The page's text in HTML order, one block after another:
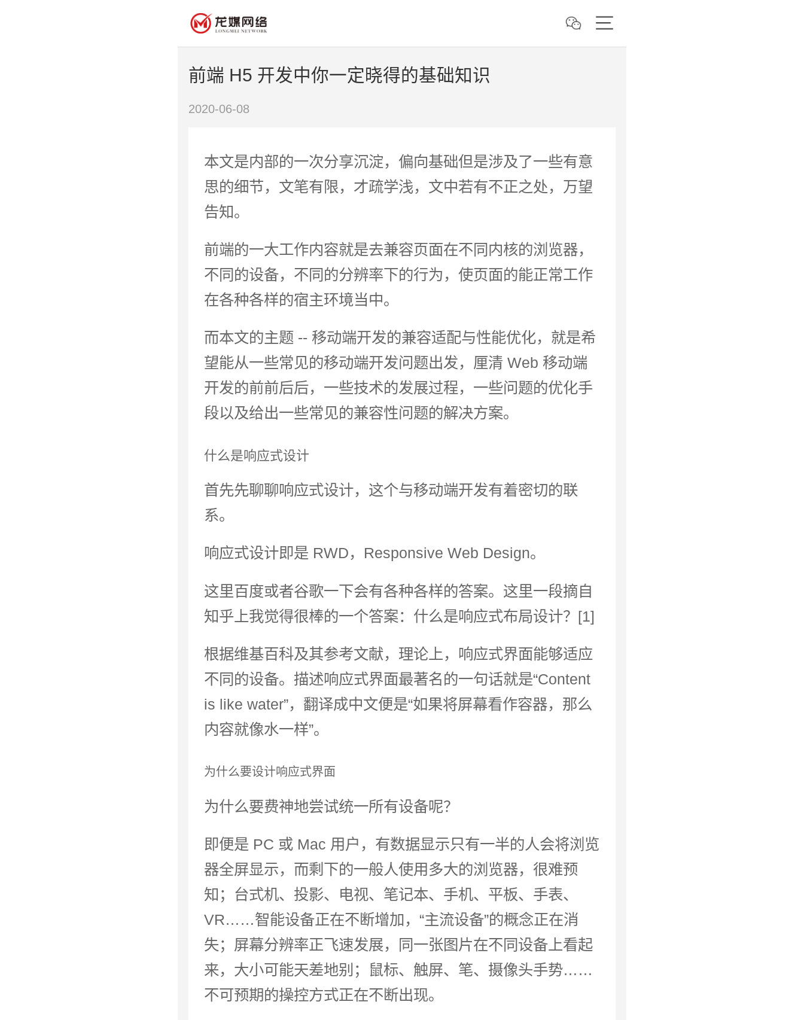
前端 H5 开发中你一定晓得的基础知识
2020-06-08
本文是内部的一次分享沉淀，偏向基础但是涉及了一些有意
思的细节，文笔有限，才疏学浅，文中若有不正之处，万望
告知。
前端的一大工作内容就是去兼容页面在不同内核的浏览器，
不同的设备，不同的分辨率下的行为，使页面的能正常工作
在各种各样的宿主环境当中。
而本文的主题 -- 移动端开发的兼容适配与性能优化，就是希
望能从一些常见的移动端开发问题出发，厘清 Web 移动端
开发的前前后后，一些技术的发展过程，一些问题的优化手
段以及给出一些常见的兼容性问题的解决方案。
什么是响应式设计
首先先聊聊响应式设计，这个与移动端开发有着密切的联
系。
响应式设计即是 RWD，Responsive Web Design。
这里百度或者谷歌一下会有各种各样的答案。这里一段摘自
知乎上我觉得很棒的一个答案：什么是响应式布局设计？[1]
根据维基百科及其参考文献，理论上，响应式界面能够适应
不同的设备。描述响应式界面最著名的一句话就是“Content
is like water”，翻译成中文便是“如果将屏幕看作容器，那么
内容就像水一样”。
为什么要设计响应式界面
为什么要费神地尝试统一所有设备呢？
即便是 PC 或 Mac 用户，有数据显示只有一半的人会将浏览
器全屏显示，而剩下的一般人使用多大的浏览器，很难预
知；台式机、投影、电视、笔记本、手机、平板、手表、
VR……智能设备正在不断增加，“主流设备”的概念正在消
失；屏幕分辨率正飞速发展，同一张图片在不同设备上看起
来，大小可能天差地别；鼠标、触屏、笔、摄像头手势……
不可预期的操控方式正在不断出现。